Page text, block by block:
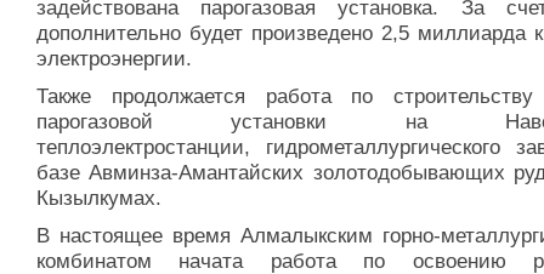
задействована парогазовая установка. За
дополнительно будет произведено 2,5 миллиарда
электроэнергии.
Также продолжается работа по строительству
парогазовой установки на
теплоэлектростанции, гидрометаллургического
базе Авминза-Амантайских золотодобывающих
Кызылкумах.
В настоящее время Алмалыкским горно-
комбинатом начата работа по освоению